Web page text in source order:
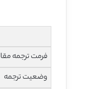
فرمت ترجمه
وضعیت ترجمه